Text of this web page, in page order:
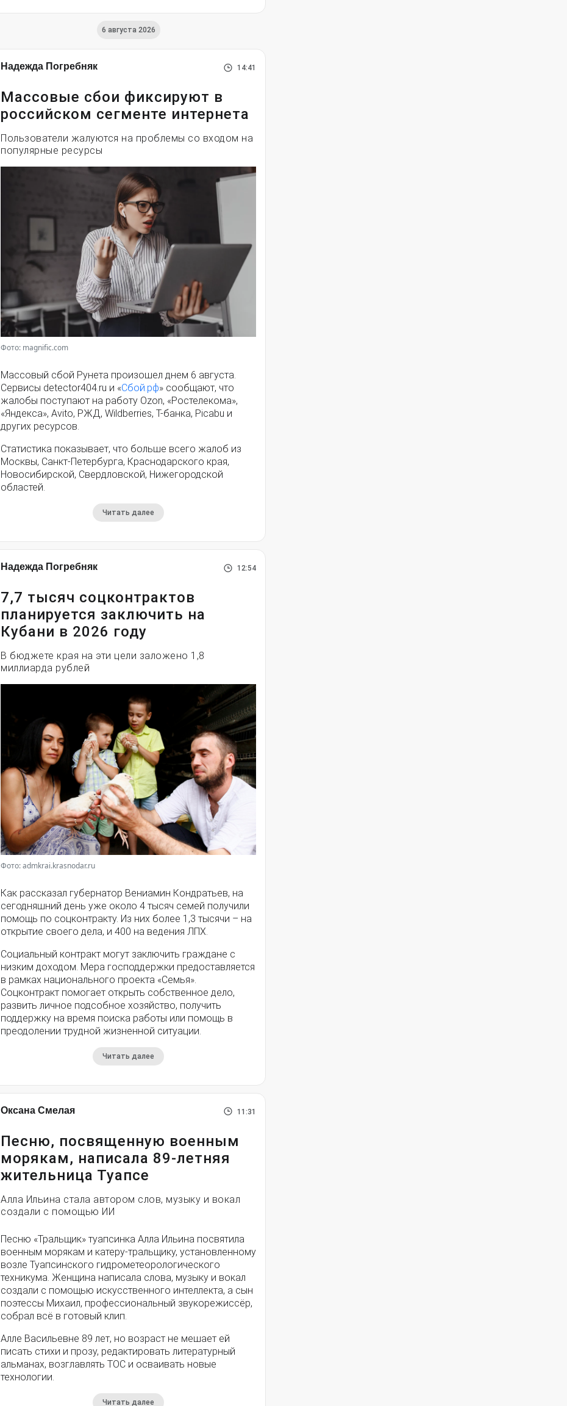
6 августа 2026
Надежда Погребняк 14:41
Массовые сбои фиксируют в
российском сегменте интернета
Пользователи жалуются на проблемы со входом на
популярные ресурсы
Фото: magnific.com
Массовый сбой Рунета произошел днем 6 августа.
Сервисы detector404.ru и «Сбой.рф» сообщают, что
жалобы поступают на работу Ozon, «Ростелекома»,
«Яндекса», Avito, РЖД, Wildberries, Т-банка, Picabu и
других ресурсов.
Статистика показывает, что больше всего жалоб из
Москвы, Санкт-Петербурга, Краснодарского края,
Новосибирской, Свердловской, Нижегородской
областей.
Читать далее
Надежда Погребняк 12:54
7,7 тысяч соцконтрактов
планируется заключить на
Кубани в 2026 году
В бюджете края на эти цели заложено 1,8
миллиарда рублей
Фото: admkrai.krasnodar.ru
Как рассказал губернатор Вениамин Кондратьев, на
сегодняшний день уже около 4 тысяч семей получили
помощь по соцконтракту. Из них более 1,3 тысячи – на
открытие своего дела, и 400 на ведения ЛПХ.
Социальный контракт могут заключить граждане с
низким доходом. Мера господдержки предоставляется
в рамках национального проекта «Семья».
Соцконтракт помогает открыть собственное дело,
развить личное подсобное хозяйство, получить
поддержку на время поиска работы или помощь в
преодолении трудной жизненной ситуации.
Читать далее
Оксана Смелая 11:31
Песню, посвященную военным
морякам, написала 89-летняя
жительница Туапсе
Алла Ильина стала автором слов, музыку и вокал
создали с помощью ИИ
Песню «Тральщик» туапсинка Алла Ильина посвятила
военным морякам и катеру-тральщику, установленному
возле Туапсинского гидрометеорологического
техникума. Женщина написала слова, музыку и вокал
создали с помощью искусственного интеллекта, а сын
поэтессы Михаил, профессиональный звукорежиссёр,
собрал всё в готовый клип.
Алле Васильевне 89 лет, но возраст не мешает ей
писать стихи и прозу, редактировать литературный
альманах, возглавлять ТОС и осваивать новые
технологии.
Читать далее